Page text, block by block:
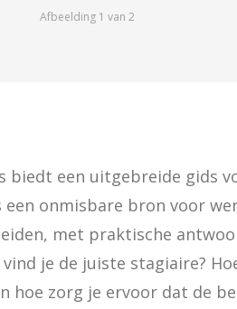
Afbeelding 1 van 2
biedt een uitgebreide gids
onmisbare bron voor
met praktische
je de juiste stagiaire?
hoe zorg je ervoor dat de